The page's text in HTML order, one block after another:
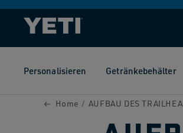
ZUM
INHALT
Personalisieren Getränkebehälter
Home AUFBAU DES